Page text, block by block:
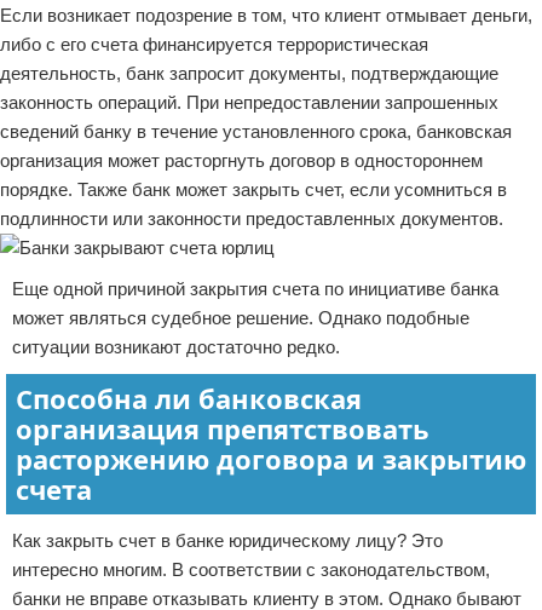
Если возникает подозрение в том, что клиент отмывает деньги,
либо с его счета финансируется террористическая
деятельность, банк запросит документы, подтверждающие
законность операций. При непредоставлении запрошенных
сведений банку в течение установленного срока, банковская
организация может расторгнуть договор в одностороннем
порядке. Также банк может закрыть счет, если усомниться в
подлинности или законности предоставленных документов.
Еще одной причиной закрытия счета по инициативе банка
может являться судебное решение. Однако подобные
ситуации возникают достаточно редко.
Способна ли банковская
организация препятствовать
расторжению договора и закрытию
счета
Как закрыть счет в банке юридическому лицу? Это
интересно многим. В соответствии с законодательством,
банки не вправе отказывать клиенту в этом. Однако бывают